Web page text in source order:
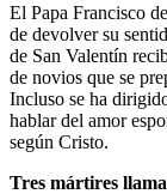
El Papa Francisco
de devolver su
de San Valentín
de novios que se
Incluso se ha
hablar del amor
según Cristo.
Tres mártires